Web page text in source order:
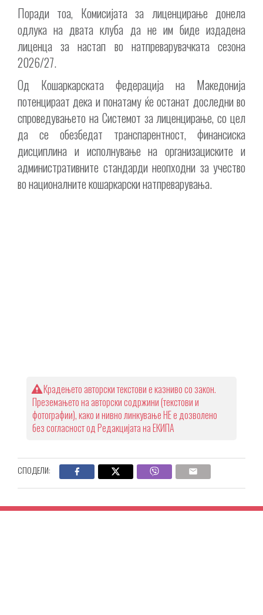
Поради тоа, Комисијата за лиценцирање донела
одлука на двата клуба да не им биде издадена
лиценца за настап во натпреварувачката сезона
2026/27.
Од Кошаркарската федерација на Македонија
потенцираат дека и понатаму ќе останат доследни во
спроведувањето на Системот за лиценцирање, со цел
да се обезбедат транспарентност, финансиска
дисциплина и исполнување на организациските и
административните стандарди неопходни за учество
во националните кошаркарски натпреварувања.
Крадењето авторски текстови е казниво со закон.
Преземањето на авторски содржини (текстови и
фотографии), како и нивно линкување НЕ е дозволено
без согласност од Редакцијата на ЕКИПА
СПОДЕЛИ: